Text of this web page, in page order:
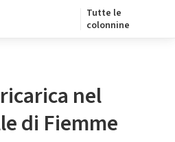
Tutte le
colonnine
nel
di Fiemme